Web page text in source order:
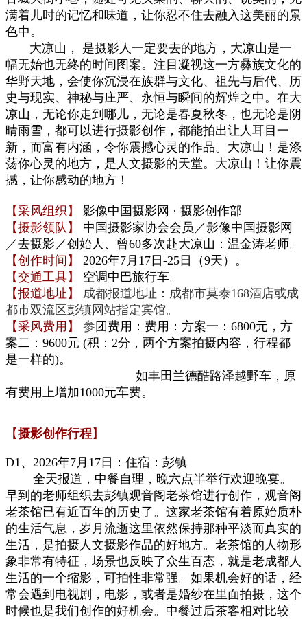
满着儿时的记忆和味道 ， 让你忍不住去融入这美丽的景
色中。
大凉山， 是摄影人一定要去的地方， 大凉山是一
幅无始也无终的时间图案。注目凝视这一方彝族文化的
华野天地，会使你沉浸在族群与文化、祖先与后代、历
史与现实、神秘与庄严、永恒与瞬间的辉煌之中。 在大
凉山，无论你走到哪儿，无论是春夏秋冬，也无论是阴
晴雨雪，都可以进行摄影创作，都能拍出让人耳目一
新，而富有内涵，令你震撼心灵的作品。大凉山！是涤
荡你心灵的地方，是人文摄影的天堂。大凉山！让你震
撼，让你感动的地方 ！
【采风组织】 影像中国摄影网 · 摄影创作部
【摄影领队 】 中国摄影家协会会员／影像中国摄影网
／去摄影／创始人、曾60多次赴大凉山：温金涛老师。
【创作时间】 2026年7月17日-25 日
（9天）。
【交通工具】 空调 中巴旅行车。
【报道地址】 成都报道地址： 成都市莫泰168酒店或成
都市双流区彭镇网站指定宾馆。
【采风费用】 参 团费用： 费用：方案一：6800元，方
案二：9600元 (积：2分，两个方案拍摄内容，行程都
是一样的)。
如丰田兰德酷路泽越野车 ，原
有费用上增加1000元车费。
【摄影创作行程】
D1、 2026年7月17日： 住宿： 彭镇
全天报道， 中餐自理 ， 晚六点半举行欢迎晚宴。
早到的老师组织去彭镇观音阁老茶馆进行创作，观音阁
老茶馆已有近百年的历史了。这家老茶馆有着原始质朴
的生活气息，岁 月流逝这里依然保持那种平淡而真实的
生活 ，是拍摄人文摄影作品的好地方。老茶馆的人物形
象非常有特征，场景也反映了众生百态，就是老成都人
生活的一个缩影，可拍性非常强。 如果机会好的话，经
常会遇到电视剧，电影，或者是婚纱在里面拍摄 ， 这个
时候也是我们创作的好机会。 中餐过后茶客相对比较